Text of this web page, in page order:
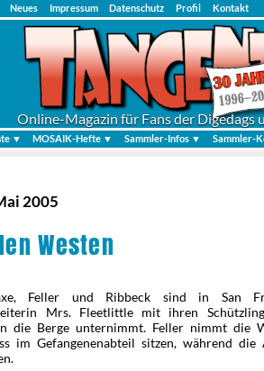
Neues Impressum Datenschutz Profil Kontakt
Online-Magazin für Fans der Digedags
▼ MOSAIK-Hefte ▼ Sammler-Infos ▼ Sammler-
2005
Westen
Feller und Ribbeck sind in San
Mrs. Fleetlittle mit ihren
die Berge unternimmt. Feller nimmt die
im Gefangenenabteil sitzen, während